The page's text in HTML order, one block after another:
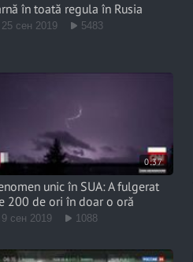
în toată regula în Rusia
25 сен 2019 5483
0:37
unic în SUA: A fulgerat
200 de ori în doar o oră
9 сен 2019 1088